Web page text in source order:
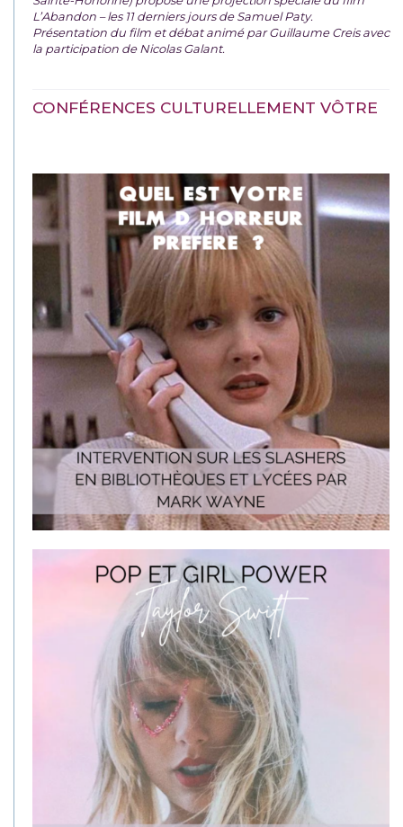
L’Abandon – les 11 derniers jours de Samuel Paty.
Présentation du film et débat animé par Guillaume Creis avec
la participation de Nicolas Galant.
CONFÉRENCES CULTURELLEMENT VÔTRE